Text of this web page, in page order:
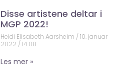
Disse artistene deltar i
MGP 2022!
Heidi Elisabeth Aarsheim 10. januar
2022 14:08
Les mer »